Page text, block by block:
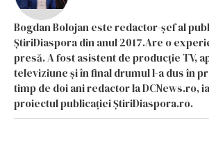
Bogdan Bolojan este redactor-șef al
ȘtiriDiaspora din anul 2017.Are o
presă. A fost asistent de producție TV,
televiziune și în final drumul l-a dus în
timp de doi ani redactor la DCNews.ro,
proiectul publicației ȘtiriDiaspora.ro.